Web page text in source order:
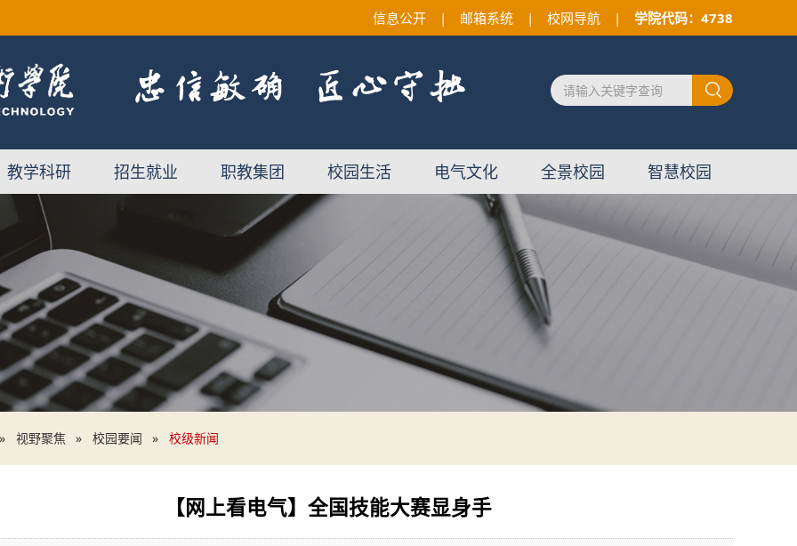
信息公开 | 邮箱系统 | 校网导航 | 学院代码：4738
教学科研 招生就业 职教集团 校园生活 电气文化 全景校园 智慧校园
视野聚焦 校园要闻 校级新闻
【网上看电气】全国技能大赛显身手